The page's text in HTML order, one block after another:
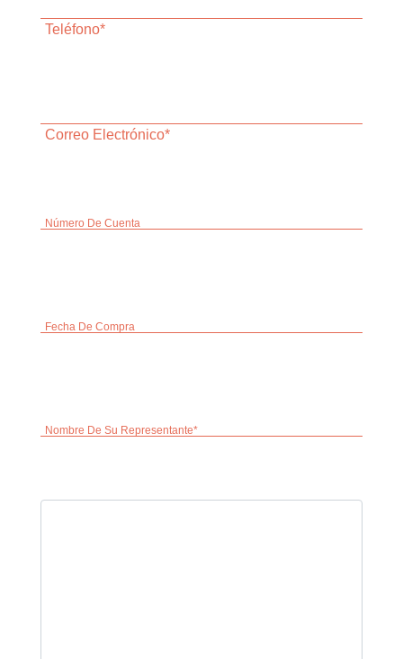
Teléfono*
Correo Electrónico*
Número De Cuenta
Fecha De Compra
Nombre De Su Representante*